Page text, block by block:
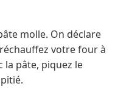
molle. On déclare
votre four à
la pâte, piquez le